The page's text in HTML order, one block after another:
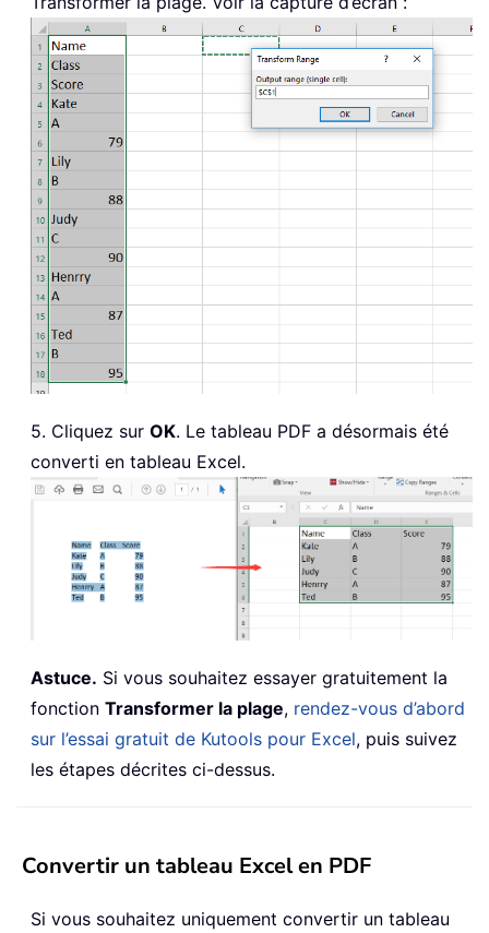
5. Cliquez sur OK. Le tableau PDF a désormais été
converti en tableau Excel.
Astuce. Si vous souhaitez essayer gratuitement la
fonction Transformer la plage, rendez-vous d’abord
sur l’essai gratuit de Kutools pour Excel, puis suivez
les étapes décrites ci-dessus.
Convertir un tableau Excel en PDF
Si vous souhaitez uniquement convertir un tableau